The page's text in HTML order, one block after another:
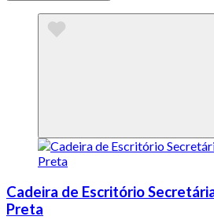
Cadeira de Escritório
Preta